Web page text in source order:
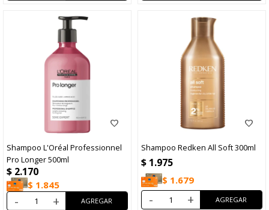
Shampoo L'Oréal Professionnel
Pro Longer 500ml
$ 2.170
$ 1.845
- +
Shampoo Redken All Soft 300ml
$ 1.975
$ 1.679
- +